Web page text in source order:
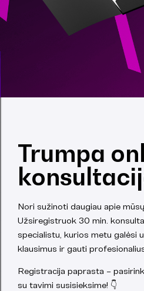
Trumpa
Nori sužinoti daugiau apie
Užsiregistruok 30 min.
specialistu, kurios metu galėsi
klausimus ir gauti
Registracija paprasta –
su tavimi susisieksime! 👇